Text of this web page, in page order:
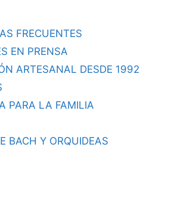
FRECUENTES
EN PRENSA
ARTESANAL DESDE 1992
PARA LA FAMILIA
BACH Y ORQUIDEAS